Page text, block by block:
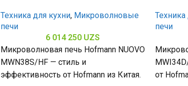
Техника для кухни, Микроволновые
печи
6 014 250 UZS
Микроволновая печь Hofmann NUOVO
MWN38S/HF — стиль и
эффективность от Hofmann из Китая.
Техника
печи
от